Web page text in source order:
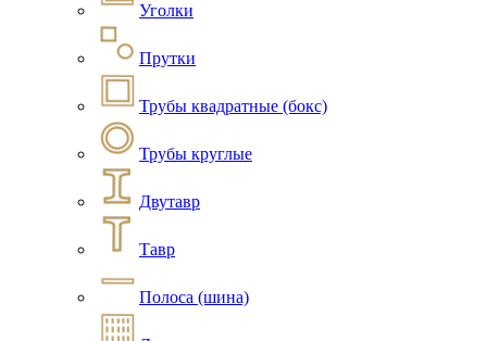
Уголки
Прутки
Трубы квадратные (бокс)
Трубы круглые
Двутавр
Тавр
Полоса (шина)